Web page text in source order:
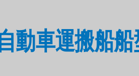
自動車運搬船